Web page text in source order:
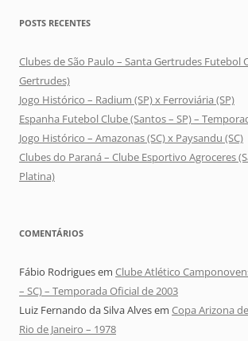
POSTS RECENTES
Clubes de São Paulo – Santa Gertrudes Futebol
Gertrudes)
Jogo Histórico – Radium (SP) x Ferroviária (SP)
Espanha Futebol Clube (Santos – SP) –
Jogo Histórico – Amazonas (SC) x Paysandu (SC)
Clubes do Paraná – Clube Esportivo Agroceres
Platina)
COMENTÁRIOS
Fábio Rodriguesem Clube Atlético
– SC) – Temporada Oficial de 2003
Luiz Fernando da Silva Alvesem Copa Arizona
Rio de Janeiro – 1978